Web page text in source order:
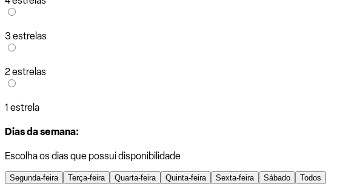
3 estrelas
2 estrelas
1 estrela
Dias da semana:
Escolha os dias que possui disponibilidade
Segunda-feira Terça-feira Quarta-feira Quinta-feira Sexta-feira Sábado Todos